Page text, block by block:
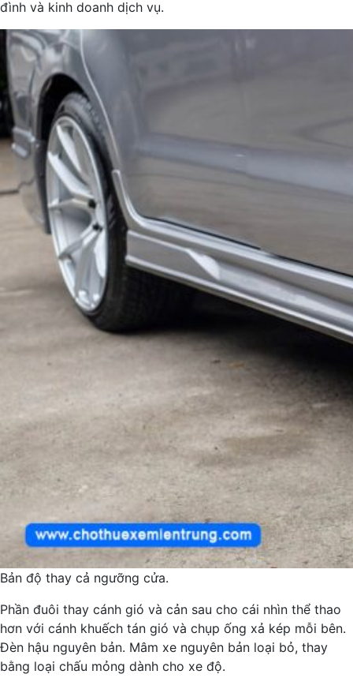
đình và kinh doanh dịch vụ.
Bản độ thay cả ngưỡng cửa.
Phần đuôi thay cánh gió và cản sau cho cái nhìn thể thao
hơn với cánh khuếch tán gió và chụp ống xả kép mỗi bên.
Đèn hậu nguyên bản. Mâm xe nguyên bản loại bỏ, thay
bằng loại chấu mỏng dành cho xe độ.